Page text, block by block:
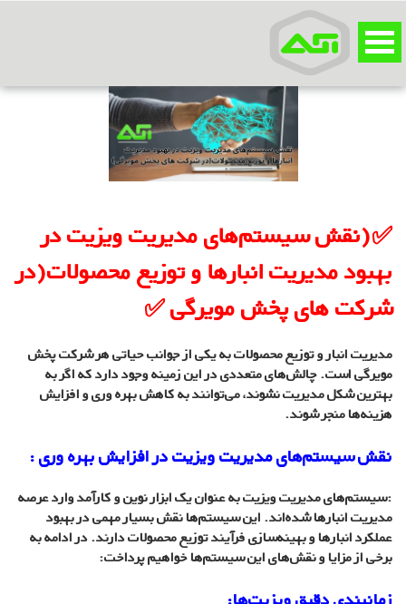
✅(نقش سیستم‌های مدیریت ویزیت در
بهبود مدیریت انبارها و توزیع محصولات(در
شرکت های پخش مویرگی ✅
مدیریت انبار و توزیع محصولات به یکی از جوانب حیاتی هر شرکت پخش
مویرگی است. چالش‌های متعددی در این زمینه وجود دارد که اگر به
بهترین شکل مدیریت نشوند، می‌توانند به کاهش بهره وری و افزایش
هزینه‌ها منجر شوند.
نقش سیستم‌های مدیریت ویزیت در افزایش بهره وری :
:سیستم‌های مدیریت ویزیت به عنوان یک ابزار نوین و کارآمد وارد عرصه
مدیریت انبارها شده‌اند. این سیستم‌ها نقش بسیار مهمی در بهبود
عملکرد انبارها و بهینه‌سازی فرآیند توزیع محصولات دارند. در ادامه به
برخی از مزایا و نقش‌های این سیستم‌ها خواهیم پرداخت: